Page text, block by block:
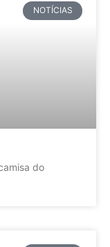
NOTÍCIAS
do